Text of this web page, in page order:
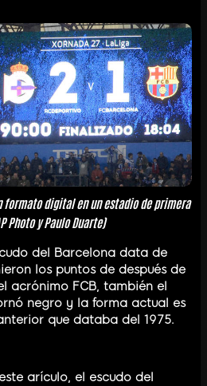
formato digital en un estadio de primera
Photo y Paulo Duarte)
del Barcelona data de
los puntos de después de
acrónimo FCB, también el
negro y la forma actual es
que databa del 1975.
arículo, el escudo del